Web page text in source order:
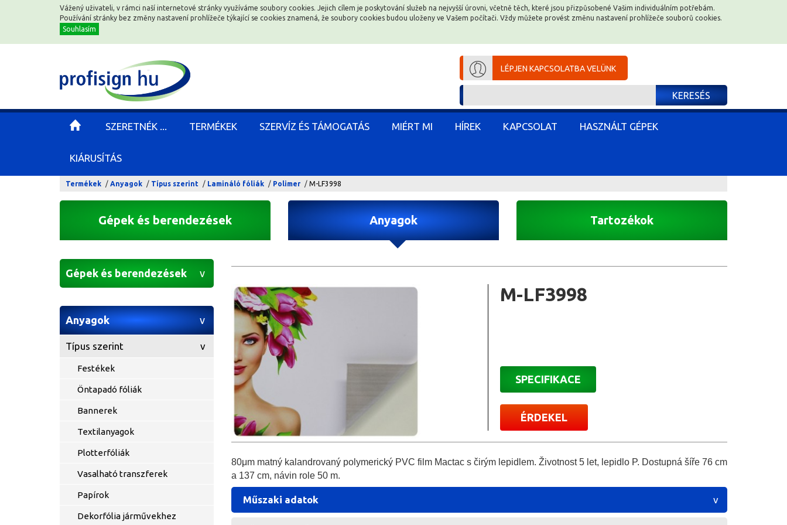
Vážený uživateli, v rámci naší internetové stránky využíváme soubory cookies. Jejich cílem je poskytování služeb na nejvyšší úrovni, včetně těch, které jsou přizpůsobené Vašim individuálním potřebám.
Používání stránky bez změny nastavení prohlížeče týkající se cookies znamená, že soubory cookies budou uloženy ve Vašem počítači. Vždy můžete provést změnu nastavení prohlížeče souborů cookies.
Souhlasím
LÉPJEN KAPCSOLATBA VELÜNK
KERESÉS
SZERETNÉK ... TERMÉKEK SZERVÍZ ÉS TÁMOGATÁS MIÉRT MI HÍREK KAPCSOLAT HASZNÁLT GÉPEK
KIÁRUSÍTÁS
Termékek Anyagok Típus szerint Lamináló fóliák Polimer M-LF3998
Gépek és berendezések Anyagok Tartozékok
Gépek és berendezések
Anyagok
Típus szerint
Festékek
Öntapadó fóliák
Bannerek
Textilanyagok
Plotterfóliák
Vasalható transzferek
Papírok
Dekorfólia járművekhez
M-LF3998
SPECIFIKACE
ÉRDEKEL
80μm matný kalandrovaný polymerický PVC film Mactac s čirým lepidlem. Životnost 5 let, lepidlo P. Dostupná šíře 76 cm
a 137 cm, návin role 50 m.
Műszaki adatok
Vážený uživateli, v rámci naší internetové stránky využíváme soubory cookies. Jejich cílem je poskytování služeb na nejvyšší úrovni, včetně těch, které jsou přizpůsobené Vašim individuálním potřebám.
Používání stránky bez změny nastavení prohlížeče týkající se cookies znamená, že soubory cookies budou uloženy ve Vašem počítači. Vždy můžete provést změnu nastavení prohlížeče souborů cookies.
Souhlasím
LÉPJEN KAPCSOLATBA VELÜNK
KERESÉS
SZERETNÉK ... TERMÉKEK SZERVÍZ ÉS TÁMOGATÁS MIÉRT MI HÍREK KAPCSOLAT HASZNÁLT GÉPEK
KIÁRUSÍTÁS